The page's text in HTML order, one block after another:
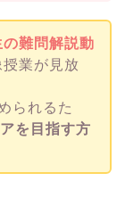
の難問解説動
業が見放
られるた
を目指す方